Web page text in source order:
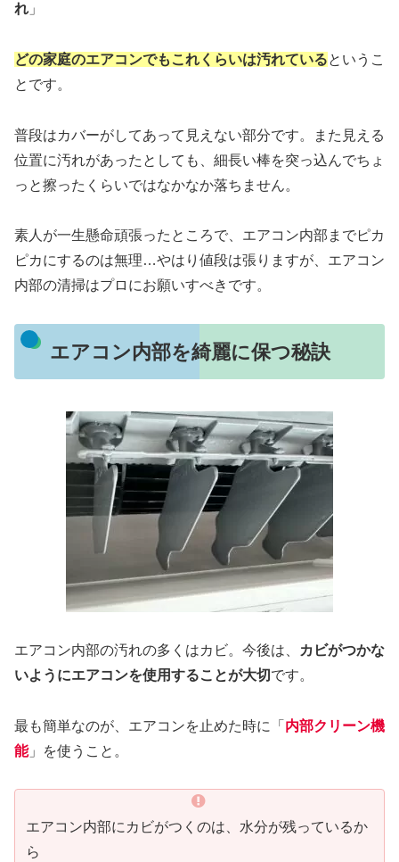
れ 」
どの家庭のエアコンでもこれくらいは汚れているというこ
とです。
普段はカバーがしてあって見えない部分です。また見える
位置に汚れがあったとしても、細長い棒を突っ込んでちょ
っと擦ったくらいではなかなか落ちません。
素人が一生懸命頑張ったところで、エアコン内部までピカ
ピカにするのは無理…やはり値段は張りますが、エアコン
内部の清掃はプロにお願いすべきです。
エアコン内部を綺麗に保つ秘訣
エアコン内部の汚れの多くはカビ。今後は、
カビがつかな
いようにエアコンを使用することが大切 です。
最も簡単なのが、エアコンを止めた時に「 内部クリーン機
能」を使うこと。
エアコン内部にカビがつくのは、水分が残っているか
ら